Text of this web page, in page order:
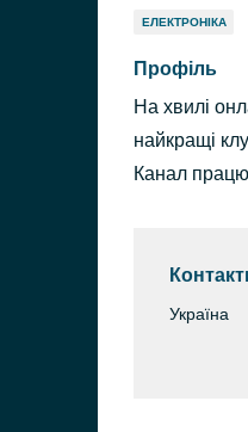
ЕЛЕКТРОНІКА
Профіль
На хвилі
найкращі
Канал
Україна